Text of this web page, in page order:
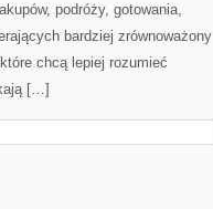
podróży, gotowania,
bardziej zrównoważony
chcą lepiej rozumieć
[…]